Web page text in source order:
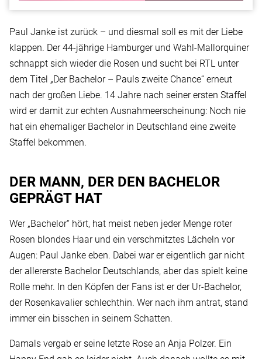
Paul Janke ist zurück – und diesmal soll es mit der Liebe
klappen. Der 44-jährige Hamburger und Wahl-Mallorquiner
schnappt sich wieder die Rosen und sucht bei RTL unter
dem Titel „Der Bachelor – Pauls zweite Chance“ erneut
nach der großen Liebe. 14 Jahre nach seiner ersten Staffel
wird er damit zur echten Ausnahmeerscheinung: Noch nie
hat ein ehemaliger Bachelor in Deutschland eine zweite
Staffel bekommen.
DER MANN, DER DEN BACHELOR
GEPRÄGT HAT
Wer „Bachelor“ hört, hat meist neben jeder Menge roter
Rosen blondes Haar und ein verschmitztes Lächeln vor
Augen: Paul Janke eben. Dabei war er eigentlich gar nicht
der allererste Bachelor Deutschlands, aber das spielt keine
Rolle mehr. In den Köpfen der Fans ist er der Ur-Bachelor,
der Rosenkavalier schlechthin. Wer nach ihm antrat, stand
immer ein bisschen in seinem Schatten.
Damals vergab er seine letzte Rose an Anja Polzer. Ein